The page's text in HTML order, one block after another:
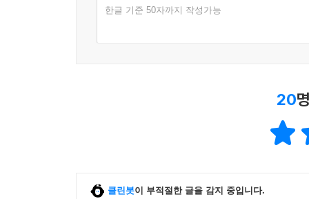
한글 기준 50자까지 작성가능
20
클린봇이 부적절한 글을 감지 중입니다.